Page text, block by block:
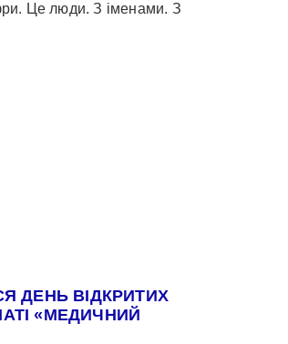
Це люди. З іменами. З
ДЕНЬ ВІДКРИТИХ
«МЕДИЧНИЙ